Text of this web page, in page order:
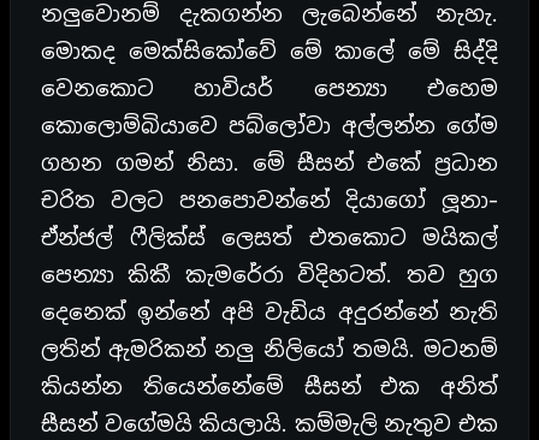
නලුවොනම් දැකගන්න ලැබෙන්නේ නැහැ.
මොකද මෙක්සිකෝවේ මේ කාලේ මේ සිද්දි
වෙනකොට හාවියර් පෙන්‍යා එහෙම
කොලොම්බියාවෙ පබ්ලෝවා අල්ලන්න ගේම
ගහන ගමන් නිසා. මේ සීසන් එකේ ප්‍රධාන
චරිත වලට පනපොවන්නේ දියාගෝ ලූනා-
ඒන්ජල් ෆීලික්ස් ලෙසත් එතකොට මයිකල්
පෙන්‍යා කිකී කැමරේරා විදිහටත්. තව හුග
දෙනෙක් ඉන්නේ අපි වැඩිය අදුරන්නේ නැති
ලතින් ඇමරිකන් නලු නිලියෝ තමයි. මටනම්
කියන්න තියෙන්නේමේ සීසන් එක අනිත්
සීසන් වගේමයි කියලායි. කම්මැලි නැතුව එක